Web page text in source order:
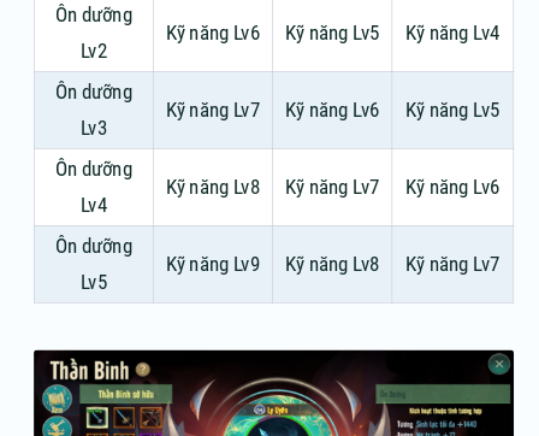
Ôn dưỡng
Lv2
Kỹ năng Lv6 Kỹ năng Lv5 Kỹ năng Lv4
Ôn dưỡng
Lv3
Kỹ năng Lv7 Kỹ năng Lv6 Kỹ năng Lv5
Ôn dưỡng
Lv4
Kỹ năng Lv8 Kỹ năng Lv7 Kỹ năng Lv6
Ôn dưỡng
Lv5
Kỹ năng Lv9 Kỹ năng Lv8 Kỹ năng Lv7